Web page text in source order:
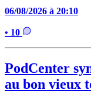
06/08/2026 à 20:10
• 10
PodCenter
au bon vieux